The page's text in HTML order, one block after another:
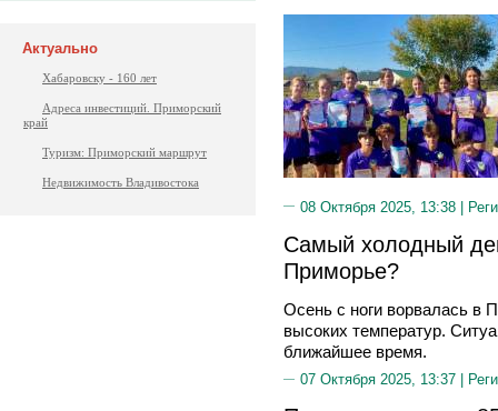
Актуально
Хабаровску - 160 лет
Адреса инвестиций. Приморский
край
Туризм: Приморский маршрут
Недвижимость Владивостока
08 Октября 2025, 13:38 |
Самый холодный
Приморье?
Осень с ноги ворвалась в
высоких температур.
ближайшее время.
07 Октября 2025, 13:37 |